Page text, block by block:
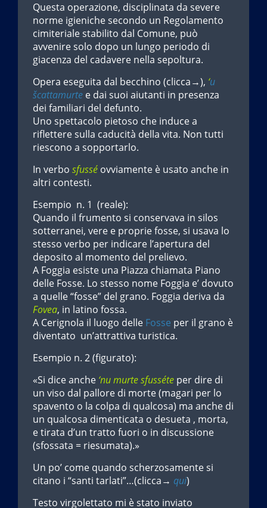
Questa operazione, disciplinata da severe
norme igieniche secondo un Regolamento
cimiteriale stabilito dal Comune, può
avvenire solo dopo un lungo periodo di
giacenza del cadavere nella sepoltura.
Opera eseguita dal becchino (clicca→), ‘u
šcattamurte e dai suoi aiutanti in presenza
dei familiari del defunto.
Uno spettacolo pietoso che induce a
riflettere sulla caducità della vita. Non tutti
riescono a sopportarlo.
In verbo sfussé ovviamente è usato anche in
altri contesti.
Esempio n. 1 (reale):
Quando il frumento si conservava in silos
sotterranei, vere e proprie fosse, si usava lo
stesso verbo per indicare l’apertura del
deposito al momento del prelievo.
A Foggia esiste una Piazza chiamata Piano
delle Fosse. Lo stesso nome Foggia e’ dovuto
a quelle “fosse” del grano. Foggia deriva da
Fovea, in latino fossa.
A Cerignola il luogo delle Fosse per il grano è
diventato un’attrattiva turistica.
Esempio n. 2 (figurato):
«Si dice anche ‘nu murte sfusséte per dire di
un viso dal pallore di morte (magari per lo
spavento o la colpa di qualcosa) ma anche di
un qualcosa dimenticata o desueta , morta,
e tirata d’un tratto fuori o in discussione
(sfossata = riesumata).»
Un po’ come quando scherzosamente si
citano i “santi tarlati”…(clicca→ qui)
Testo virgolettato mi è stato inviato